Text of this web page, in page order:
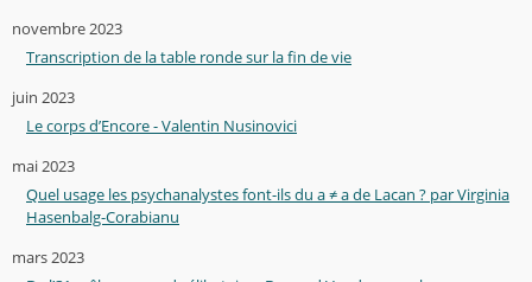
novembre 2023
Transcription de la table ronde sur la fin de vie
juin 2023
Le corps d’Encore - Valentin Nusinovici
mai 2023
Quel usage les psychanalystes font-ils du a ≠ a de Lacan ? par Virginia
Hasenbalg-Corabianu
mars 2023